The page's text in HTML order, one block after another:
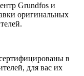
Grundfos и
оригинальных
в
для вас их